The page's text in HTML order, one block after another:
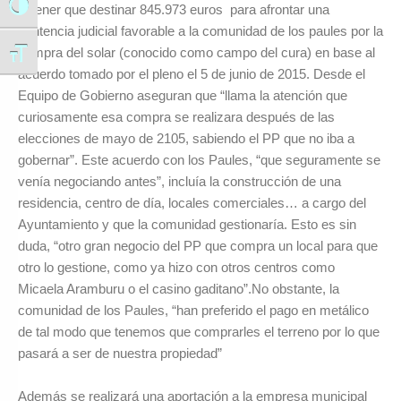
Alternar alto contraste
Alternar tamaño de letra
al tener que destinar 845.973 euros para afrontar una
sentencia judicial favorable a la comunidad de los paules por la
compra del solar (conocido como campo del cura) en base al
acuerdo tomado por el pleno el 5 de junio de 2015. Desde el
Equipo de Gobierno aseguran que “llama la atención que
curiosamente esa compra se realizara después de las
elecciones de mayo de 2105, sabiendo el PP que no iba a
gobernar”. Este acuerdo con los Paules, “que seguramente se
venía negociando antes”, incluía la construcción de una
residencia, centro de día, locales comerciales… a cargo del
Ayuntamiento y que la comunidad gestionaría. Esto es sin
duda, “otro gran negocio del PP que compra un local para que
otro lo gestione, como ya hizo con otros centros como
Micaela Aramburu o el casino gaditano”.No obstante, la
comunidad de los Paules, “han preferido el pago en metálico
de tal modo que tenemos que comprarles el terreno por lo que
pasará a ser de nuestra propiedad”
Además se realizará una aportación a la empresa municipal